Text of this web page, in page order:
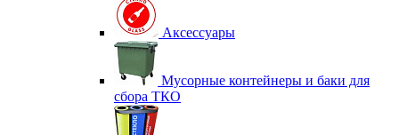
Аксессуары
Мусорные контейнеры и баки для
сбора ТКО